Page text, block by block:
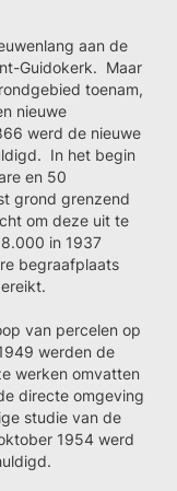
aan de
Guidokerk. Maar
toenam,
nieuwe
werd de nieuwe
In het begin
en 50
grond grenzend
om deze uit te
in 1937
begraafplaats
van percelen op
werden de
werken omvatten
directe omgeving
studie van de
1954 werd